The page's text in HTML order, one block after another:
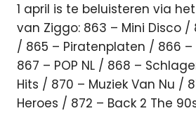
1 april is te beluisteren via
van Ziggo: 863 – Mini Disco
/ 865 – Piratenplaten / 866 –
867 – POP NL / 868 –
Hits / 870 – Muziek Van Nu /
Heroes / 872 – Back 2 The